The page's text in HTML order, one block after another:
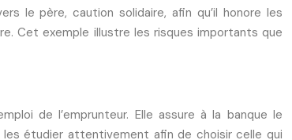
le père, caution solidaire, afin qu’il honore les
Cet exemple illustre les risques importants que
de l’emprunteur. Elle assure à la banque le
étudier attentivement afin de choisir celle qui